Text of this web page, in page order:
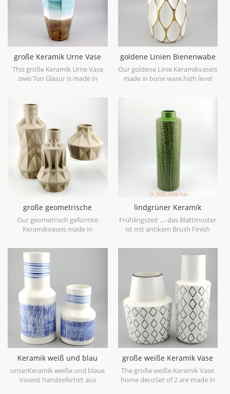
große Keramik Urne Vase
zwei Ton Glasur
This große Keramik Urne Vase
zwei Ton Glasur is made in
material to present two tone
colors,it is hand crafted so the
color is variance,two size
options with 19.7''h and 16.7''h.
goldene Linien Bienenwabe
keramische weiße Vase
Our goldene Linie Keramikvaseis
made in bone ware,high level
große geometrische
Keramikvase braun 3er Set
Our geometrisch geformte
Keramikvaseis made in
material in geometric shapes,it is
hand-crafted with three sizes
assorted,very nice fit with your
modern furniture.
lindgrüner Keramik
Vasenblatt Patten
Frühlingszeit .... das Blattmuster
ist mit antikem Brush Finish
ersten Blick in den Frühling. es
ist aus Feinsteinzeug in China
Frühlingsstimmung versuchen
Sie dieslindgrüne Keramikvase.
Keramik weiß und blau
Tischvase Hand malen
unserKeramik weiße und blaue
Vaseist handgefertigt aus
große weiße Keramik Vase
home deco
The große weiße Keramik Vase
home decoSet of 2 are made in